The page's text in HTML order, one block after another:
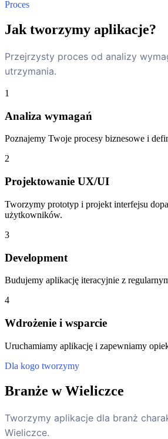
Proces
Jak tworzymy aplikacje?
Przejrzysty proces od analizy
utrzymania.
1
Analiza wymagań
Poznajemy Twoje procesy biznesowe i
2
Projektowanie UX/UI
Tworzymy prototyp i projekt interfejsu
użytkowników.
3
Development
Budujemy aplikację iteracyjnie z
4
Wdrożenie i wsparcie
Uruchamiamy aplikację i zapewniamy
Dla kogo tworzymy
Branże w Wieliczce
Tworzymy aplikacje dla branż
Wieliczce.